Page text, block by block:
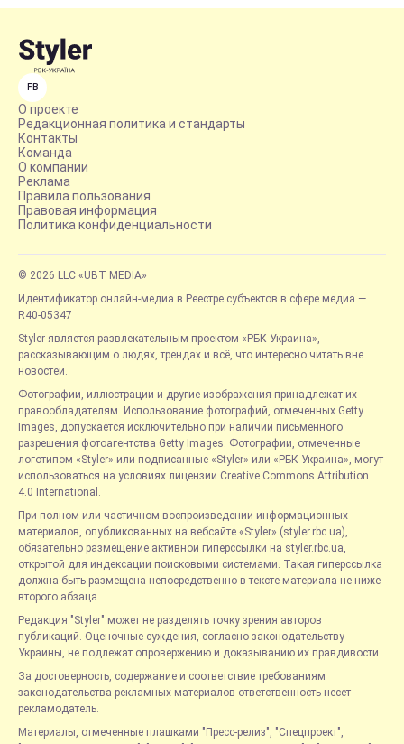
FB
О проекте
Редакционная политика и стандарты
Контакты
Команда
О компании
Реклама
Правила пользования
Правовая информация
Политика конфиденциальности
© 2026 LLC «UBT MEDIA»
Идентификатор онлайн-медиа в Реестре субъектов в сфере медиа —
R40-05347
Styler является развлекательным проектом «РБК-Украина»,
рассказывающим о людях, трендах и всё, что интересно читать вне
новостей.
Фотографии, иллюстрации и другие изображения принадлежат их
правообладателям. Использование фотографий, отмеченных Getty
Images, допускается исключительно при наличии письменного
разрешения фотоагентства Getty Images. Фотографии, отмеченные
логотипом «Styler» или подписанные «Styler» или «РБК-Украина», могут
использоваться на условиях лицензии Creative Commons Attribution
4.0 International.
При полном или частичном воспроизведении информационных
материалов, опубликованных на вебсайте «Styler» (styler.rbc.ua),
обязательно размещение активной гиперссылки на styler.rbc.ua,
открытой для индексации поисковыми системами. Такая гиперссылка
должна быть размещена непосредственно в тексте материала не ниже
второго абзаца.
Редакция "Styler" может не разделять точку зрения авторов
публикаций. Оценочные суждения, согласно законодательству
Украины, не подлежат опровержению и доказыванию их правдивости.
За достоверность, содержание и соответствие требованиям
законодательства рекламных материалов ответственность несет
рекламодатель.
Материалы, отмеченные плашками "Пресс-релиз", "Спецпроект",